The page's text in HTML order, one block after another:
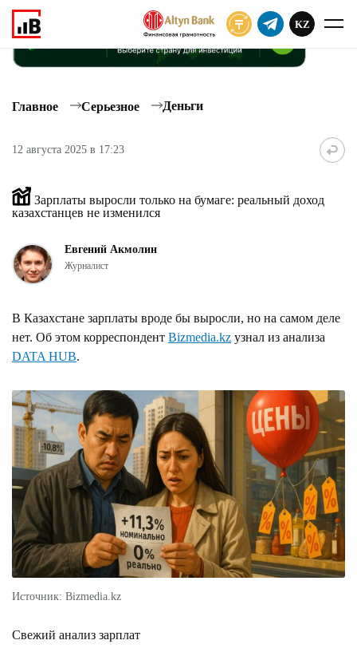
KZ
Главное Серьезное Деньги
12 августа 2025 в 17:23
Зарплаты выросли только на бумаге: реальный доход
казахстанцев не изменился
Евгений Акмолин
Журналист
В Казахстане зарплаты вроде бы выросли, но на самом деле
нет. Об этом корреспондент Bizmedia.kz узнал из анализа
DATA HUB.
Источник: Bizmedia.kz
Свежий анализ зарплат